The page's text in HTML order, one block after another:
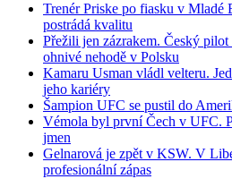
Trenér Priske po fiasku v Mladé
postrádá kvalitu
Přežili jen zázrakem. Český
ohnivé nehodě v Polsku
Kamaru Usman vládl velteru.
jeho kariéry
Šampion UFC se pustil do
Vémola byl první Čech v UFC.
jmen
Gelnarová je zpět v KSW. V
profesionální zápas